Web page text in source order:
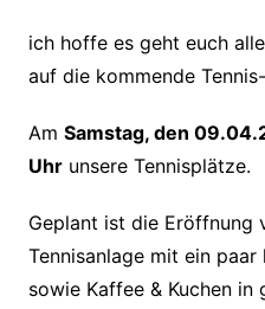
ich hoffe es geht euch
auf die kommende
Am Samstag, den
Uhrunsere Tennisplätze.
Geplant ist die Eröffnung
Tennisanlage mit ein
sowie Kaffee & Kuchen in